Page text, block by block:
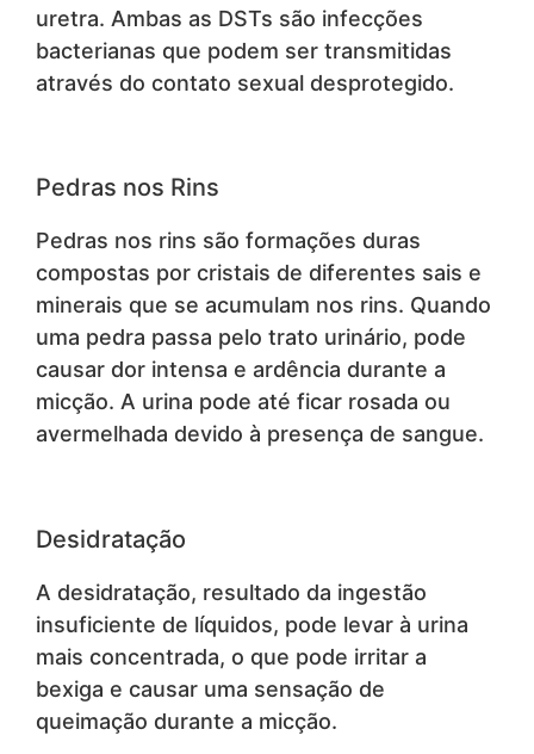
uretra. Ambas as DSTs são infecções
bacterianas que podem ser transmitidas
através do contato sexual desprotegido.
Pedras nos Rins
Pedras nos rins são formações duras
compostas por cristais de diferentes sais e
minerais que se acumulam nos rins. Quando
uma pedra passa pelo trato urinário, pode
causar dor intensa e ardência durante a
micção. A urina pode até ficar rosada ou
avermelhada devido à presença de sangue.
Desidratação
A desidratação, resultado da ingestão
insuficiente de líquidos, pode levar à urina
mais concentrada, o que pode irritar a
bexiga e causar uma sensação de
queimação durante a micção.